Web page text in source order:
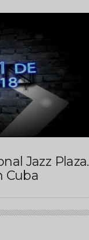
Jazz Plaza.
Cuba